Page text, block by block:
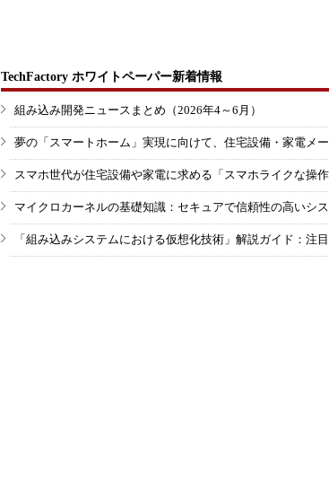
TechFactory ホワイトペーパー新着情報
組み込み開発ニュースまとめ（2026年4～6月）
夢の「スマートホーム」実現に向けて、住宅設備・家電メ
スマホ世代が住宅設備や家電に求める「スマホライクな操
マイクロカーネルの基礎知識：セキュアで信頼性の高いシ
「組み込みシステムにおける仮想化技術」解説ガイド：注